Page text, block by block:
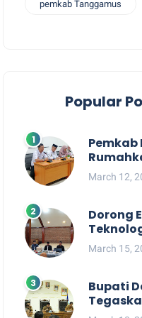
pemkab Tanggamus
Popular
Pemkab
Suryadi :
Kaitkan
March 12,
Dorong
Pesisir
March 15,
Bupati